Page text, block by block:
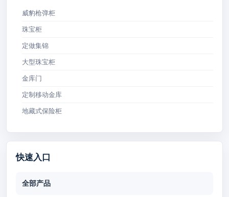
威豹枪弹柜
珠宝柜
定做集锦
大型珠宝柜
金库门
定制移动金库
地藏式保险柜
快速入口
全部产品